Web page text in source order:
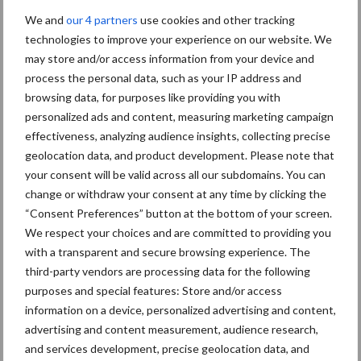
We and our 4 partners use cookies and other tracking
technologies to improve your experience on our website. We
may store and/or access information from your device and
process the personal data, such as your IP address and
browsing data, for purposes like providing you with
personalized ads and content, measuring marketing campaign
effectiveness, analyzing audience insights, collecting precise
geolocation data, and product development. Please note that
your consent will be valid across all our subdomains. You can
change or withdraw your consent at any time by clicking the
“Consent Preferences” button at the bottom of your screen.
We respect your choices and are committed to providing you
with a transparent and secure browsing experience. The
third-party vendors are processing data for the following
purposes and special features: Store and/or access
information on a device, personalized advertising and content,
advertising and content measurement, audience research,
and services development, precise geolocation data, and
grillig: droogte en
geopolitiek houden handel
in de greep
De speenhuid: een vaak
onderschatte risicofactor
voor mastitis
ForFarmers ziet volume en
marktaandeel groeien in
krimpende Nederlandse
markt
Themapagina's